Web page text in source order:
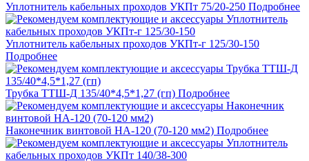
Уплотнитель кабельных проходов УКПт 75/20-250 Подробнее
Уплотнитель кабельных проходов УКПт-г 125/30-150
Подробнее
Трубка ТТШ-Д 135/40*4,5*1,27 (гп) Подробнее
Наконечник винтовой НА-120 (70-120 мм2) Подробнее